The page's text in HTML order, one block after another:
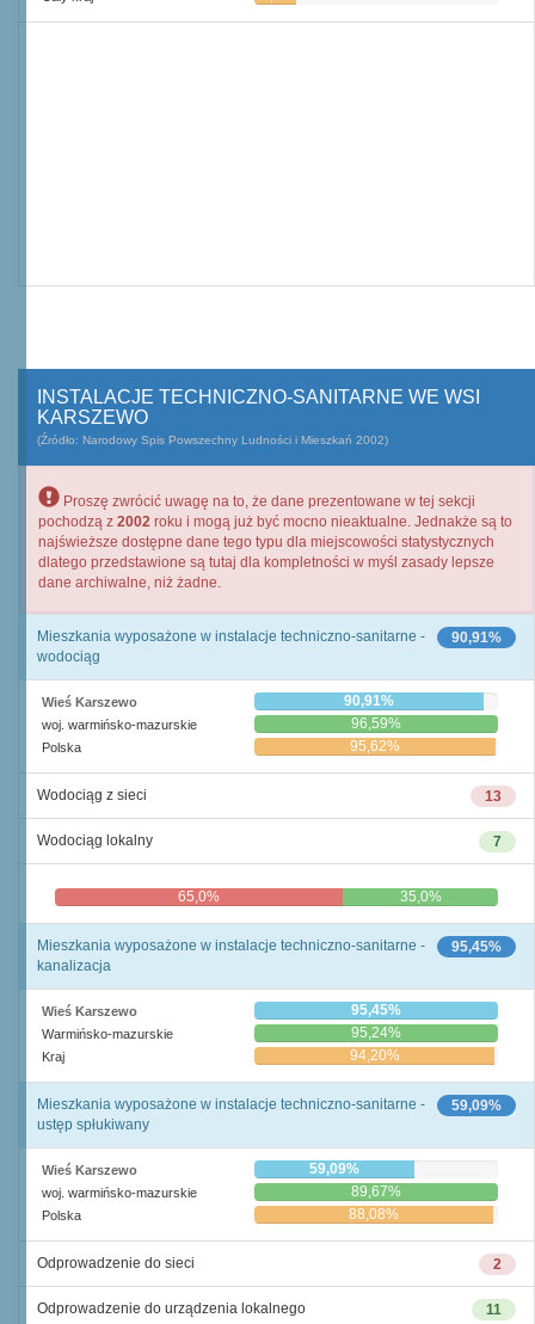
INSTALACJE TECHNICZNO-SANITARNE WE WSI
KARSZEWO
(Źródło: Narodowy Spis Powszechny Ludności i Mieszkań 2002)
Proszę zwrócić uwagę na to, że dane prezentowane w tej sekcji
pochodzą z 2002 roku i mogą już być mocno nieaktualne. Jednakże są to
najświeższe dostępne dane tego typu dla miejscowości statystycznych
dlatego przedstawione są tutaj dla kompletności w myśl zasady lepsze
dane archiwalne, niż żadne.
90,91%
Mieszkania wyposażone w instalacje techniczno-sanitarne -
wodociąg
Wieś Karszewo 90,91%
woj. warmińsko-mazurskie 96,59%
Polska 95,62%
13
Wodociąg z sieci
7
Wodociąg lokalny
65,0% 35,0%
95,45%
Mieszkania wyposażone w instalacje techniczno-sanitarne -
kanalizacja
Wieś Karszewo 95,45%
Warmińsko-mazurskie 95,24%
Kraj 94,20%
59,09%
Mieszkania wyposażone w instalacje techniczno-sanitarne -
ustęp spłukiwany
Wieś Karszewo 59,09%
woj. warmińsko-mazurskie 89,67%
Polska 88,08%
2
Odprowadzenie do sieci
11
Odprowadzenie do urządzenia lokalnego